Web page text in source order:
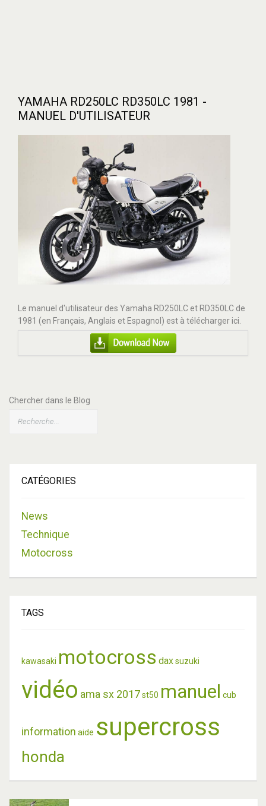
YAMAHA RD250LC RD350LC 1981 -
MANUEL D'UTILISATEUR
Le manuel d'utilisateur des Yamaha RD250LC et RD350LC de
1981 (en Français, Anglais et Espagnol) est à télécharger ici.
Chercher dans le Blog
CATÉGORIES
News
Technique
Motocross
TAGS
kawasaki motocross daxsuzuki
vidéo ama sx 2017st50 manuel cub
information aide supercross
honda